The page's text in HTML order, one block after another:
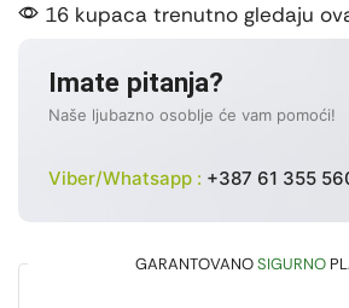
16 kupaca trenutno gledaju
Imate pitanja?
Naše ljubazno osoblje će vam pomoći!
Viber/Whatsapp : +387 61 355
GARANTOVANOSIGURNO